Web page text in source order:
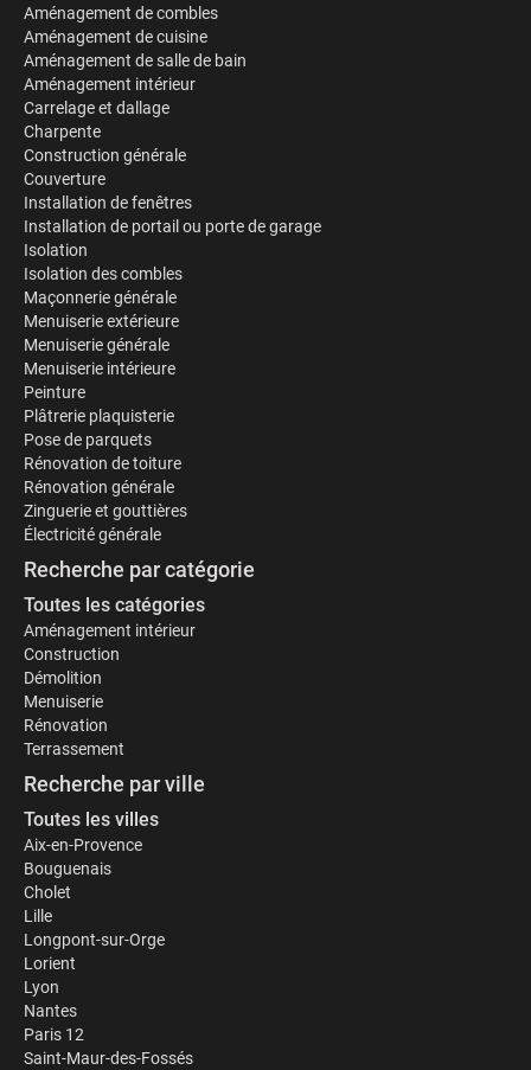
Aménagement de combles
Aménagement de cuisine
Aménagement de salle de bain
Aménagement intérieur
Carrelage et dallage
Charpente
Construction générale
Couverture
Installation de fenêtres
Installation de portail ou porte de garage
Isolation
Isolation des combles
Maçonnerie générale
Menuiserie extérieure
Menuiserie générale
Menuiserie intérieure
Peinture
Plâtrerie plaquisterie
Pose de parquets
Rénovation de toiture
Rénovation générale
Zinguerie et gouttières
Électricité générale
Recherche par catégorie
Toutes les catégories
Aménagement intérieur
Construction
Démolition
Menuiserie
Rénovation
Terrassement
Recherche par ville
Toutes les villes
Aix-en-Provence
Bouguenais
Cholet
Lille
Longpont-sur-Orge
Lorient
Lyon
Nantes
Paris 12
Saint-Maur-des-Fossés